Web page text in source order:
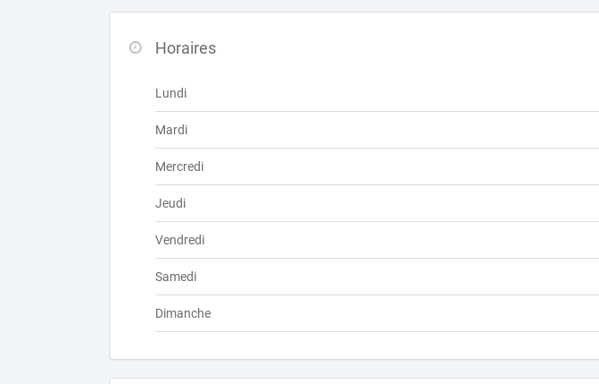
Horaires
Lundi
Mardi
Mercredi
Jeudi
Vendredi
Samedi
Dimanche